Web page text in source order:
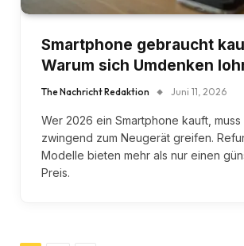
Smartphone gebraucht
Warum sich Umdenken
The Nachricht Redaktion Juni 11, 2026
Wer 2026 ein Smartphone kauft, muss
zwingend zum Neugerät greifen.
Modelle bieten mehr als nur einen
Preis.